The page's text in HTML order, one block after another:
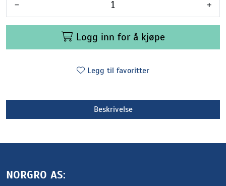
- +
Logg inn for å kjøpe
Legg til favoritter
Beskrivelse
NORGRO AS: